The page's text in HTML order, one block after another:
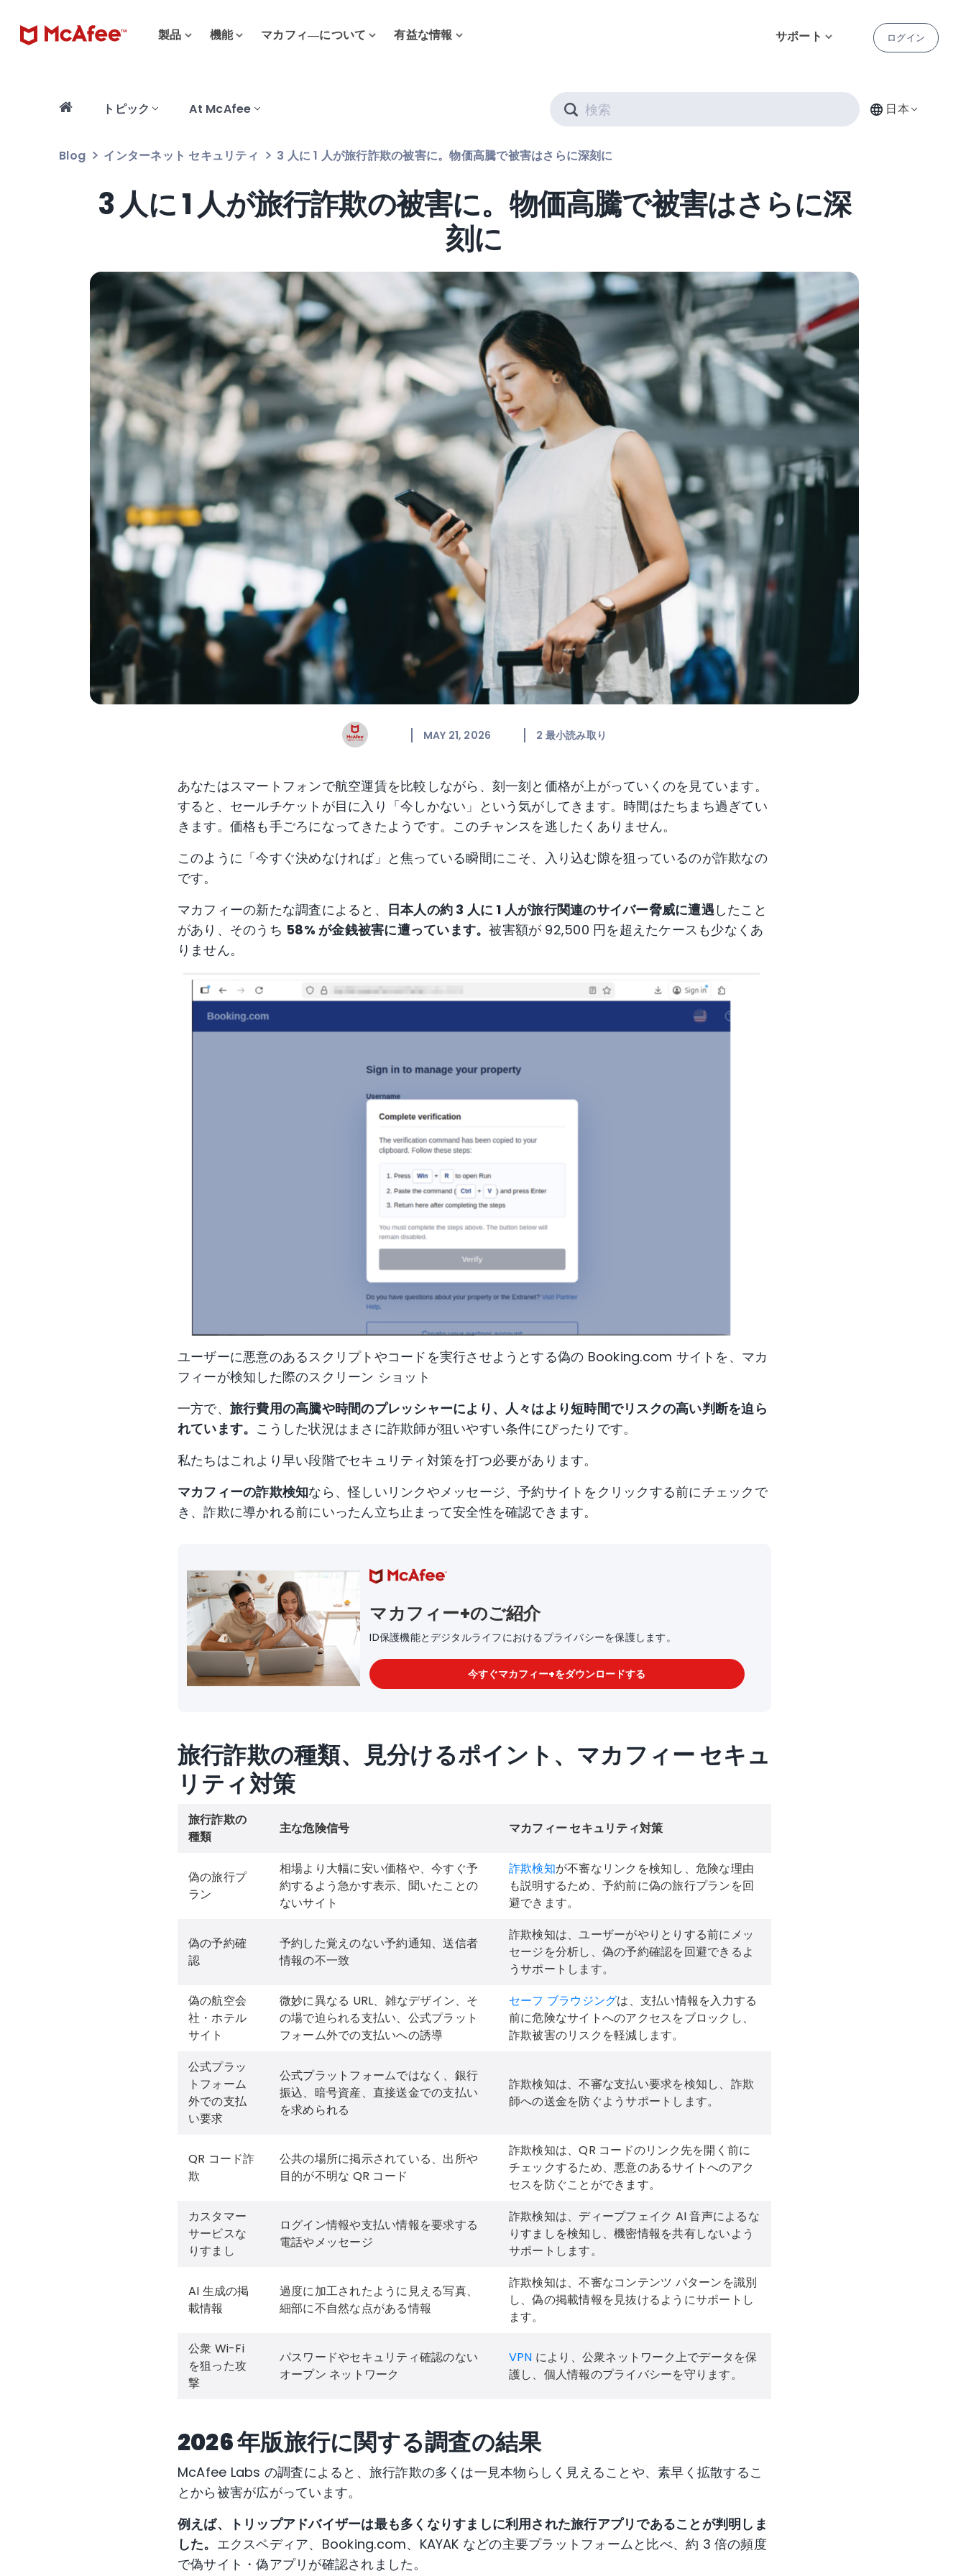
製品 機能 マカフィ―について 有益な情報 サポート ログイン
トピック At McAfee
Search
日本
Blog インターネット セキュリティ 3 人に 1 人が旅行詐欺の被害に。物価高騰で被害はさらに深刻に
3 人に 1 人が旅行詐欺の被害に。物価高騰で被害はさらに深
刻に
MAY 21, 2026 2 最小読み取り
あなたはスマートフォンで航空運賃を比較しながら、刻一刻と価格が上がっていくのを見ています。
すると、セールチケットが目に入り「今しかない」という気がしてきます。時間はたちまち過ぎてい
きます。価格も手ごろになってきたようです。このチャンスを逃したくありません。
このように「今すぐ決めなければ」と焦っている瞬間にこそ、入り込む隙を狙っているのが詐欺なの
です。
マカフィーの新たな調査によると、 日本人の約 3 人に 1 人が旅行関連のサイバー脅威に遭遇したこと
があり、そのうち 58% が金銭被害に遭っています。被害額が 92,500 円を超えたケースも少なくあ
りません。
ユーザーに悪意のあるスクリプトやコードを実行させようとする偽の Booking.com サイトを、マカ
フィーが検知した際のスクリーン ショット
一方で、 旅行費用の高騰や時間のプレッシャーにより、人々はより短時間でリスクの高い判断を迫ら
れています。 こうした状況はまさに詐欺師が狙いやすい条件にぴったりです。
私たちはこれより早い段階でセキュリティ対策を打つ必要があります。
マカフィーの詐欺検知なら、怪しいリンクやメッセージ、予約サイトをクリックする前にチェックで
き、詐欺に導かれる前にいったん立ち止まって安全性を確認できます。
マカフィー+のご紹介
ID保護機能とデジタルライフにおけるプライバシーを保護します。
今すぐマカフィー+をダウンロードする
旅行詐欺の種類、見分けるポイント、マカフィー セキュ
リティ対策
旅行詐欺の
種類
主な危険信号 マカフィー セキュリティ対策
偽の旅行プ
ラン
相場より大幅に安い価格や、今すぐ予
約するよう急かす表示、聞いたことの
ないサイト
詐欺検知が不審なリンクを検知し、危険な理由
も説明するため、予約前に偽の旅行プランを回
避できます。
偽の予約確
認
予約した覚えのない予約通知、送信者
情報の不一致
詐欺検知は、ユーザーがやりとりする前にメッ
セージを分析し、偽の予約確認を回避できるよ
うサポートします。
偽の航空会
社・ホテル
サイト
微妙に異なる URL、雑なデザイン、そ
の場で迫られる支払い、公式プラット
フォーム外での支払いへの誘導
セーフ ブラウジングは、支払い情報を入力する
前に危険なサイトへのアクセスをブロックし、
詐欺被害のリスクを軽減します。
公式プラッ
トフォーム
外での支払
い要求
公式プラットフォームではなく、銀行
振込、暗号資産、直接送金での支払い
を求められる
詐欺検知は、不審な支払い要求を検知し、詐欺
師への送金を防ぐようサポートします。
QR コード詐
欺
公共の場所に掲示されている、出所や
目的が不明な QR コード
詐欺検知は、QR コードのリンク先を開く前に
チェックするため、悪意のあるサイトへのアク
セスを防ぐことができます。
カスタマー
サービスな
りすまし
ログイン情報や支払い情報を要求する
電話やメッセージ
詐欺検知は、ディープフェイク AI 音声によるな
りすましを検知し、機密情報を共有しないよう
サポートします。
AI 生成の掲
載情報
過度に加工されたように見える写真、
細部に不自然な点がある情報
詐欺検知は、不審なコンテンツ パターンを識別
し、偽の掲載情報を見抜けるようにサポートし
ます。
公衆 Wi-Fi
を狙った攻
撃
パスワードやセキュリティ確認のない
オープン ネットワーク
VPN により、公衆ネットワーク上でデータを保
護し、個人情報のプライバシーを守ります。
2026 年版旅行に関する調査の結果
McAfee Labs の調査によると、旅行詐欺の多くは一見本物らしく見えることや、素早く拡散するこ
とから被害が広がっています。
例えば、トリップアドバイザーは最も多くなりすましに利用された旅行アプリであることが判明しま
した。 エクスペディア、Booking.com、KAYAK などの主要プラットフォームと比べ、約 3 倍の頻度
で偽サイト・偽アプリが確認されました。